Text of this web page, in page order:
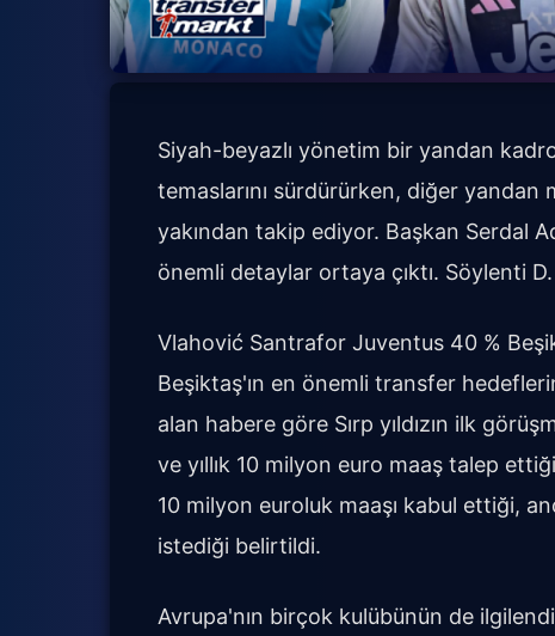
Siyah-beyazlı yönetim bir yandan
temaslarını sürdürürken, diğer
yakından takip ediyor. Başkan Serdal
önemli detaylar ortaya çıktı. Söylenti D.
Vlahović Santrafor Juventus 40 %
Beşiktaş'ın en önemli transfer
alan habere göre Sırp yıldızın ilk
ve yıllık 10 milyon euro maaş talep
10 milyon euroluk maaşı kabul ettiği,
istediği belirtildi.
Avrupa'nın birçok kulübünün de